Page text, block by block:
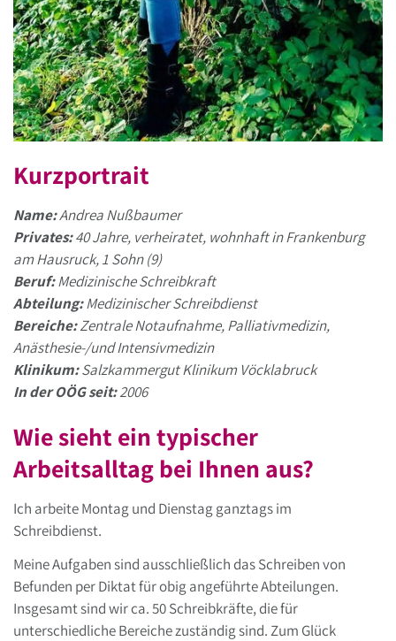
Kurzportrait
Name:Andrea Nußbaumer
Privates:40 Jahre, verheiratet, wohnhaft in Frankenburg
am Hausruck, 1 Sohn (9)
Beruf:Medizinische Schreibkraft
Abteilung:Medizinischer Schreibdienst
Bereiche:Zentrale Notaufnahme, Palliativmedizin,
Anästhesie-/und Intensivmedizin
Klinikum:Salzkammergut Klinikum Vöcklabruck
In der OÖG seit:2006
Wie sieht ein typischer
Arbeitsalltag bei Ihnen aus?
Ich arbeite Montag und Dienstag ganztags im
Schreibdienst.
Meine Aufgaben sind ausschließlich das Schreiben von
Befunden per Diktat für obig angeführte Abteilungen.
Insgesamt sind wir ca. 50 Schreibkräfte, die für
unterschiedliche Bereiche zuständig sind. Zum Glück